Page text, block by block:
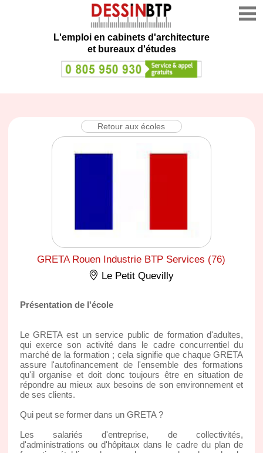
L'emploi en cabinets d'architecture
et bureaux d'études
Retour aux écoles
GRETA Rouen Industrie BTP Services (76)
Le Petit Quevilly
Présentation de l'école
Le GRETA est un service public de formation d'adultes,
qui exerce son activité dans le cadre concurrentiel du
marché de la formation ; cela signifie que chaque GRETA
assure l'autofinancement de l'ensemble des formations
qu'il organise et doit donc toujours être en situation de
répondre au mieux aux besoins de son environnement et
de ses clients.
Qui peut se former dans un GRETA ?
Les salariés d'entreprise, de collectivités,
d'administrations ou d'hôpitaux dans le cadre du plan de